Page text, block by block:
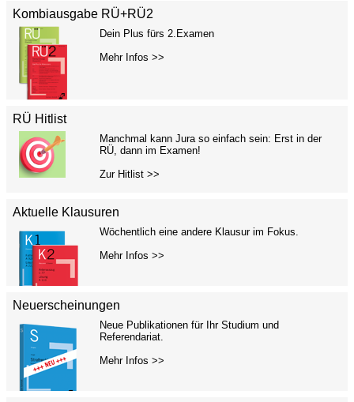
Kombiausgabe RÜ+RÜ2
Dein Plus fürs 2.Examen
Mehr Infos >>
RÜ Hitlist
Manchmal kann Jura so einfach sein: Erst in der
RÜ, dann im Examen!
Zur Hitlist >>
Aktuelle Klausuren
Wöchentlich eine andere Klausur im Fokus.
Mehr Infos >>
Neuerscheinungen
Neue Publikationen für Ihr Studium und
Referendariat.
Mehr Infos >>